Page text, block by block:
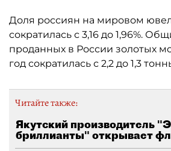
Доля россиян на мировом
сократилась с 3,16 до 1,96%.
проданных в России золотых
год сократилась с 2,2 до 1,3
Читайте также:
Якутский производитель
бриллианты" открывает